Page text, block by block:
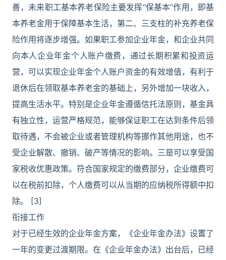
善，未来职工基本养老保险主要发挥“保基本”作用，即基
本养老金用于保障基本生活，第二、三支柱的补充养老保
险作用将逐步增强。如果职工参加企业年金，和企业共同
向本人企业年金个人账户缴费，通过长期积累和投资运
营，可以实现企业年金个人账户资金的有效增值，有利于
退休后在领取基本养老金的基础上，另外增加一块收入，
提高生活水平。特别是企业年金遵循信托法原则，基金具
有独立性，运营严格规范，能够保证职工在达到条件后领
取待遇，不会被企业或者管理机构等挪作其他用途，也不
受企业解散、撤销、破产等情况的影响。三是可以享受国
家税收优惠政策。符合国家规定的缴费部分，企业缴费可
以在税前扣除，个人缴费可以从当期的应纳税所得额中扣
除。 [3]
衔接工作
对于已经生效的企业年金方案，《企业年金办法》设置了
一年的变更过渡期限。在《企业年金办法》出台后，已经